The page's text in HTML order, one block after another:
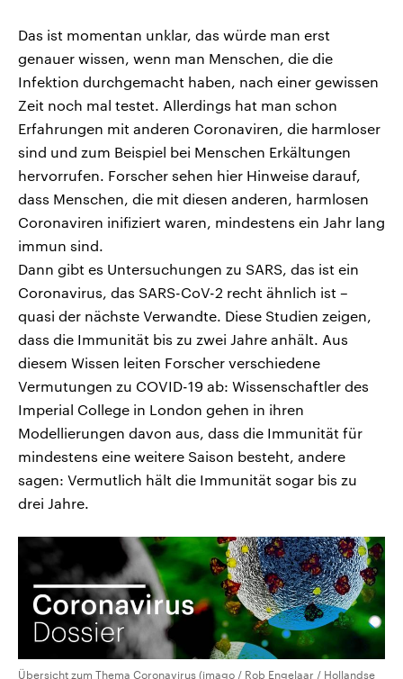
Das ist momentan unklar, das würde man erst
genauer wissen, wenn man Menschen, die die
Infektion durchgemacht haben, nach einer gewissen
Zeit noch mal testet. Allerdings hat man schon
Erfahrungen mit anderen Coronaviren, die harmloser
sind und zum Beispiel bei Menschen Erkältungen
hervorrufen. Forscher sehen hier Hinweise darauf,
dass Menschen, die mit diesen anderen, harmlosen
Coronaviren inifiziert waren, mindestens ein Jahr lang
immun sind.
Dann gibt es Untersuchungen zu SARS, das ist ein
Coronavirus, das SARS-CoV-2 recht ähnlich ist –
quasi der nächste Verwandte. Diese Studien zeigen,
dass die Immunität bis zu zwei Jahre anhält. Aus
diesem Wissen leiten Forscher verschiedene
Vermutungen zu COVID-19 ab: Wissenschaftler des
Imperial College in London gehen in ihren
Modellierungen davon aus, dass die Immunität für
mindestens eine weitere Saison besteht, andere
sagen: Vermutlich hält die Immunität sogar bis zu
drei Jahre.
Übersicht zum Thema Coronavirus (imago / Rob Engelaar / Hollandse